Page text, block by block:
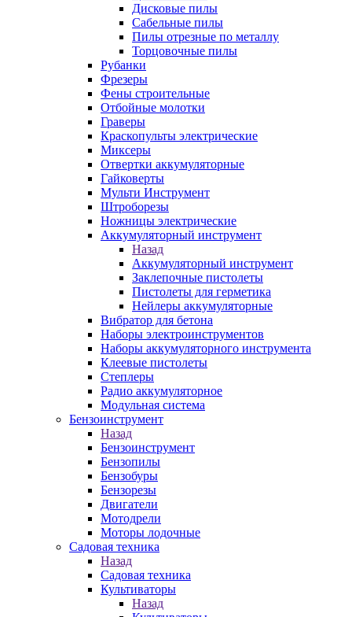
Дисковые пилы
Сабельные пилы
Пилы отрезные по металлу
Торцовочные пилы
Рубанки
Фрезеры
Фены строительные
Отбойные молотки
Граверы
Краскопульты электрические
Миксеры
Отвертки аккумуляторные
Гайковерты
Мульти Инструмент
Штроборезы
Ножницы электрические
Аккумуляторный инструмент
Назад
Аккумуляторный инструмент
Заклепочные пистолеты
Пистолеты для герметика
Нейлеры аккумуляторные
Вибратор для бетона
Наборы электроинструментов
Наборы аккумуляторного инструмента
Клеевые пистолеты
Степлеры
Радио аккумуляторное
Модульная система
Бензоинструмент
Назад
Бензоинструмент
Бензопилы
Бензобуры
Бензорезы
Двигатели
Мотодрели
Моторы лодочные
Садовая техника
Назад
Садовая техника
Культиваторы
Назад